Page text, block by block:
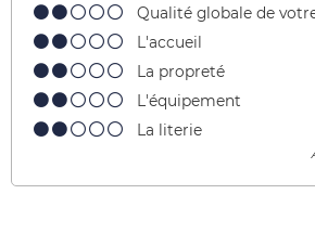
Qualité globale de
L'accueil
La propreté
L'équipement
La literie